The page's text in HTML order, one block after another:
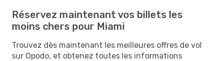
Réservez maintenant vos billets les
moins chers pour Miami
Trouvez dès maintenant les meilleures offres de vol
sur Opodo, et obtenez toutes les informations